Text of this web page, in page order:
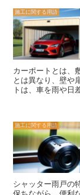
レージ工事は、専
確保するためにも
また、ガレージの
作ることも大切で
するための重要な
す。この証明書は
り、建築物の品質
検査済証の取得は
けられています。
建築主や施工業者
す。検査は、建築
していることが確
済証は、建築物の
られます。これに
証するものとして
ムを行う際には、
適合した建築物を
施工に関する用語
カーポートとは、
とは異なり、壁や
トは、車を雨や日
塗装や内装の劣化を防ぐこと
だけでなく、バイ
ことができます。
とで、車庫や倉庫
ペースの有効活用ができます。 カーポー
ポイントです。様
宅の外観に合わせ
施工に関する用語
シャッター雨戸の特徴とは？ シャッター雨